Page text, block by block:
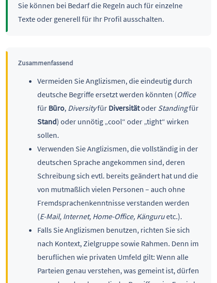
Sie können bei Bedarf die Regeln auch für einzelne
Texte oder generell für Ihr Profil ausschalten.
Zusammenfassend
Vermeiden Sie Anglizismen, die eindeutig durch
deutsche Begriffe ersetzt werden könnten (Office
für Büro, Diversityfür Diversitätoder Standingfür
Stand) oder unnötig „cool“ oder „tight“ wirken
sollen.
Verwenden Sie Anglizismen, die vollständig in der
deutschen Sprache angekommen sind, deren
Schreibung sich evtl. bereits geändert hat und die
von mutmaßlich vielen Personen – auch ohne
Fremdsprachenkenntnisse verstanden werden
(E-Mail, Internet, Home-Office, Känguruetc.).
Falls Sie Anglizismen benutzen, richten Sie sich
nach Kontext, Zielgruppe sowie Rahmen. Denn im
beruflichen wie privaten Umfeld gilt: Wenn alle
Parteien genau verstehen, was gemeint ist, dürfen